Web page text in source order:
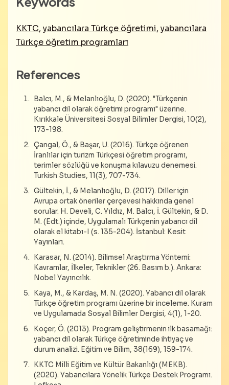
KKTC, yabancılara Türkçe öğretimi, yabancılara
Türkçe öğretim programları
References
Balcı, M., & Melanlıoğlu, D. (2020). "Türkçenin
yabancı dil olarak öğretimi programı" üzerine.
Kırıkkale Üniversitesi Sosyal Bilimler Dergisi, 10(2),
173-198.
Çangal, Ö., & Başar, U. (2016). Türkçe öğrenen
İranlılar için turizm Türkçesi öğretim programı,
terimler sözlüğü ve konuşma kılavuzu denemesi.
Turkish Studies, 11(3), 707-734.
Gültekin, İ., & Melanlıoğlu, D. (2017). Diller için
Avrupa ortak öneriler çerçevesi hakkında genel
sorular. H. Develi, C. Yıldız, M. Balcı, İ. Gültekin, & D.
M. (Edt.) içinde, Uygulamalı Türkçenin yabancı dil
olarak el kitabı-I (s. 135-204). İstanbul: Kesit
Yayınları.
Karasar, N. (2014). Bilimsel Araştırma Yöntemi:
Kavramlar, İlkeler, Teknikler (26. Basım b.). Ankara:
Nobel Yayıncılık.
Kaya, M., & Kardaş, M. N. (2020). Yabancı dil olarak
Türkçe öğretim programı üzerine bir inceleme. Kuram
ve Uygulamada Sosyal Bilimler Dergisi, 4(1), 1-20.
Koçer, Ö. (2013). Program geliştirmenin ilk basamağı:
yabancı dil olarak Türkçe öğretiminde ihtiyaç ve
durum analizi. Eğitim ve Bilim, 38(169), 159-174.
KKTC Milli Eğitim ve Kültür Bakanlığı (MEKB).
(2020). Yabancılara Yönelik Türkçe Destek Programı.